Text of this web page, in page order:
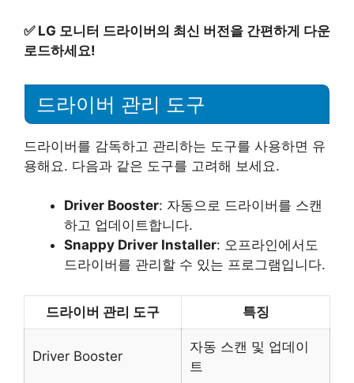
✅ LG 모니터 드라이버의 최신 버전을 간편하게 다운
로드하세요!
드라이버 관리 도구
드라이버를 감독하고 관리하는 도구를 사용하면 유
용해요. 다음과 같은 도구를 고려해 보세요.
Driver Booster: 자동으로 드라이버를 스캔
하고 업데이트합니다.
Snappy Driver Installer: 오프라인에서도
드라이버를 관리할 수 있는 프로그램입니다.
드라이버 관리 도구 특징
Driver Booster
자동 스캔 및 업데이
트